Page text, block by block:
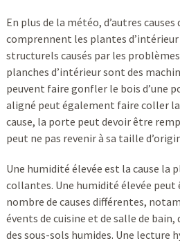
En plus de la météo, d’autres
comprennent les plantes
structurels causés par les
planches d’intérieur sont des
peuvent faire gonfler le bois d’une
aligné peut également faire coller la
cause, la porte peut devoir être
peut ne pas revenir à sa taille
Une humidité élevée est la cause la
collantes. Une humidité élevée peut
nombre de causes différentes,
évents de cuisine et de salle de
des sous-sols humides. Une lecture